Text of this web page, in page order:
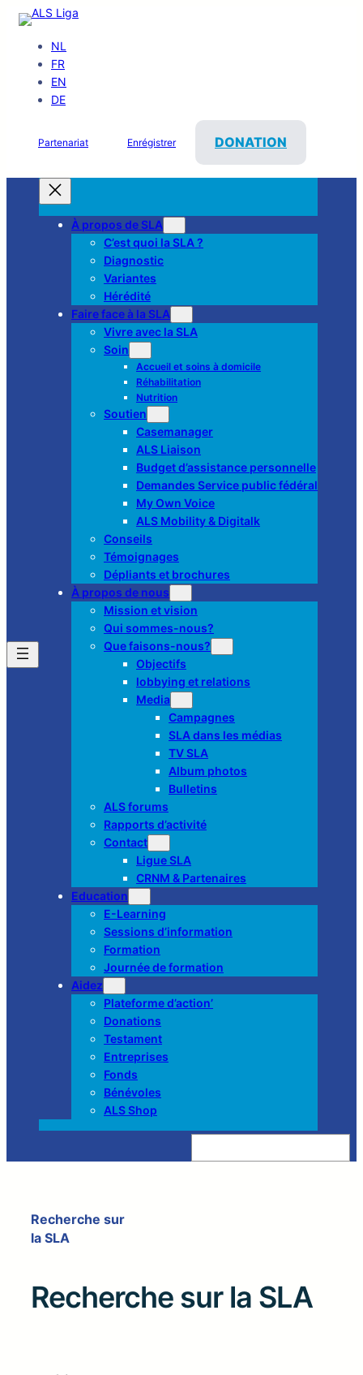
NL
FR
EN
DE
Partenariat Enrégistrer DONATION
À propos de SLA
C’est quoi la SLA ?
Diagnostic
Variantes
Hérédité
Faire face à la SLA
Vivre avec la SLA
Soin
Accueil et soins à domicile
Réhabilitation
Nutrition
Soutien
Casemanager
ALS Liaison
Budget d’assistance personnelle
Demandes Service public fédéral
My Own Voice
ALS Mobility & Digitalk
Conseils
Témoignages
Dépliants et brochures
À propos de nous
Mission et vision
Qui sommes-nous?
Que faisons-nous?
Objectifs
lobbying et relations
Media
Campagnes
SLA dans les médias
TV SLA
Album photos
Bulletins
ALS forums
Rapports d’activité
Contact
Ligue SLA
CRNM & Partenaires
Education
E-Learning
Sessions d’information
Formation
Journée de formation
Aidez
Plateforme d’action’
Donations
Testament
Entreprises
Fonds
Bénévoles
ALS Shop
Z
e
Recherche sur
la SLA
Recherche sur la SLA